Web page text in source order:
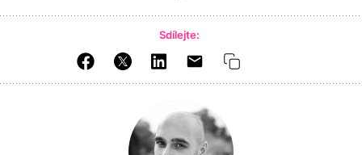
Sdílejte: